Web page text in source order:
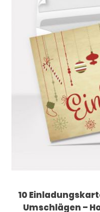
10
Umschlägen –